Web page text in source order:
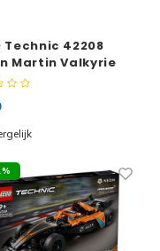
Technic 42208
Martin Valkyrie